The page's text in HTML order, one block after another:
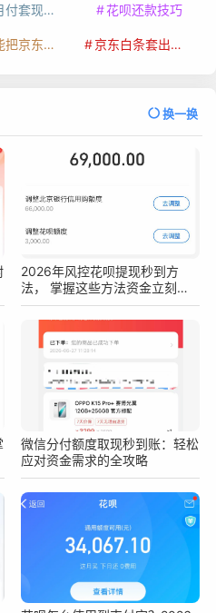
现秒回100起 花呗还款技巧
条额度钱套出来 京东白条套出来手续费多少
换一换
2026年风控花呗提现秒到方
法， 掌握这些方法资金立刻到
手
微信分付额度取现秒到账：轻松
应对资金需求的全攻略